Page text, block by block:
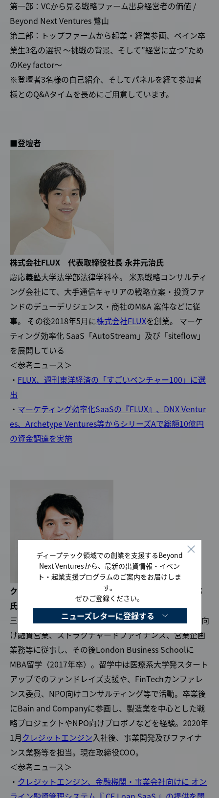
第一部：VCから見る戦略ファーム出身経営者の価値 /
Beyond Next Ventures 鷺山
第二部：トップファームから起業・経営参画、ベイン卒
業生3名の選択 ～挑戦の背景、そして”経営に立つ”ため
のKey factor～
※登壇者3名様の自己紹介、そしてパネルを経て参加者
様とのQ&Aタイムを長めにご用意しています。
■登壇者
株式会社FLUX 代表取締役社長 永井元治氏
慶応義塾大学法学部法律学科卒。 米系戦略コンサルティ
ング会社にて、大手通信キャリアの戦略立案・投資ファ
ンドのデューデリジェンス・商社のM&A 案件などに従
事。 その後2018年5月に株式会社FLUXを創業。 マーケ
ティング効率化 SaaS「AutoStream」及び「siteflow」
を展開している
＜参考ニュース＞
・ FLUX、週刊東洋経済の「すごいベンチャー100」に選
出
・ マーケティング効率化SaaSの『FLUX』、DNX Ventur
es、Archetype Ventures等からシリーズAで総額10億円
の資金調達を実施
クレジットエンジン株式会社 取締役COO 新色 顕一郎
氏
三菱東京UFJ銀行（現三菱UFJ銀行）にて中小・大企業向
け融資営業、ストラクチャードファイナンス、営業企画
業務等に従事し、その後London Business Schoolに
MBA留学（2017年卒）。留学中は医療系大学発スタート
アップでのファンドレイズ支援や、FinTechカンファレ
ンス委員、NPO向けコンサルティング等で活動。卒業後
にBain and Companyに参画し、製造業を中心とした戦
略プロジェクトやNPO向けプロボノなどを経験。2020年
1月 クレジットエンジン入社後、事業開発及びファイナ
ンス業務等を担当。現在取締役COO。
＜参考ニュース＞
・ クレジットエンジン、金融機関・事業会社向けに オン
ディープテック領域での創業を支援するBeyond
Next Venturesから、最新の出資情報・イベン
ト・起業支援プログラムのご案内をお届けしま
す。
ぜひご登録ください。
ニューズレターに登録する